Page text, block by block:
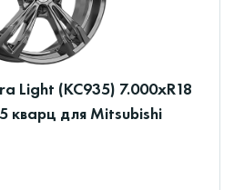
Light (КС935) 7.000xR18
кварц для Mitsubishi